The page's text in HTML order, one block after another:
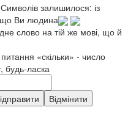
Символів залишилося: із
що Ви людина
слово на тій же мові, що й
«скільки» - число
будь-ласка